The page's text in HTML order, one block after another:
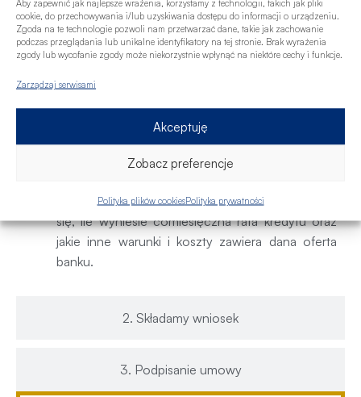
Aby zapewnić jak najlepsze wrażenia, korzystamy z technologii, takich jak pliki
cookie, do przechowywania i/lub uzyskiwania dostępu do informacji o urządzeniu.
Zgoda na te technologie pozwoli nam przetwarzać dane, takie jak zachowanie
podczas przeglądania lub unikalne identyfikatory na tej stronie. Brak wyrażenia
zgody lub wycofanie zgody może niekorzystnie wpłynąć na niektóre cechy i funkcje.
Zarządzaj serwisami
Akceptuję
Zobacz preferencje
Polityka plików cookiesPolityka prywatności
2. Składamy wniosek
3. Podpisanie umowy
Będziemy rozmawiać o Twoich oczekiwaniach
i potrzebach kredytowych. Podpowiem także,
jak można wpływać na zdolność kredytową i
scoring kredytowy, tak aby zwiększyć możliwą
uzyskanie finansowania.
Ciebie do porównania– masz dostępne
którymi współpracujemy (17 banków). Dowiesz
się, ile wyniesie comiesięczna rata kredytu oraz
jakie inne warunki i koszty zawiera dana oferta
banku.